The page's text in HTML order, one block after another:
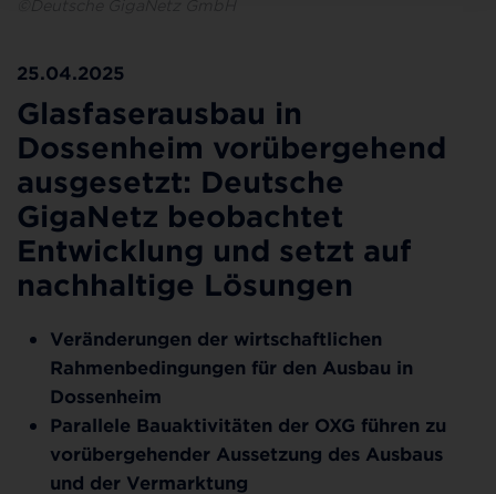
25.04.2025
Glasfaserausbau in
Dossenheim vorübergehend
ausgesetzt: Deutsche
GigaNetz beobachtet
Entwicklung und setzt auf
nachhaltige Lösungen
Veränderungen der wirtschaftlichen
Rahmenbedingungen für den Ausbau in
Dossenheim
Parallele Bauaktivitäten der OXG führen zu
vorübergehender Aussetzung des Ausbaus
und der Vermarktung